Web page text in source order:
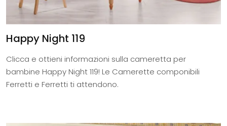
Happy Night 119
Clicca e ottieni informazioni sulla cameretta per
bambine Happy Night 119! Le Camerette componibili
Ferretti e Ferretti ti attendono.